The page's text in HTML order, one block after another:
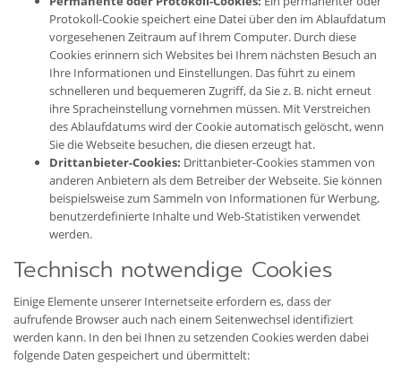
Protokoll-Cookie speichert eine Datei über den im Ablaufdatum
vorgesehenen Zeitraum auf Ihrem Computer. Durch diese
Cookies erinnern sich Websites bei Ihrem nächsten Besuch an
Ihre Informationen und Einstellungen. Das führt zu einem
schnelleren und bequemeren Zugriff, da Sie z. B. nicht erneut
ihre Spracheinstellung vornehmen müssen. Mit Verstreichen
des Ablaufdatums wird der Cookie automatisch gelöscht, wenn
Sie die Webseite besuchen, die diesen erzeugt hat.
Drittanbieter-Cookies: Drittanbieter-Cookies stammen von
anderen Anbietern als dem Betreiber der Webseite. Sie können
beispielsweise zum Sammeln von Informationen für Werbung,
benutzerdefinierte Inhalte und Web-Statistiken verwendet
werden.
Technisch notwendige Cookies
Einige Elemente unserer Internetseite erfordern es, dass der
aufrufende Browser auch nach einem Seitenwechsel identifiziert
werden kann. In den bei Ihnen zu setzenden Cookies werden dabei
folgende Daten gespeichert und übermittelt: